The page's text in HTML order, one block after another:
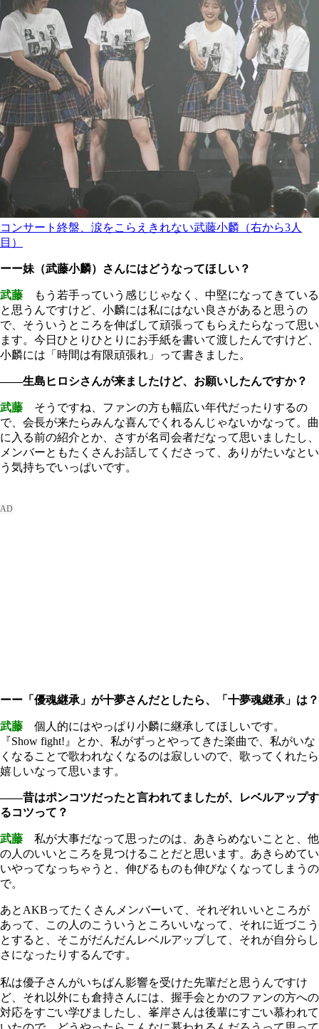
コンサート終盤、涙をこらえきれない武藤小麟（右から3人
目）
ーー妹（武藤小麟）さんにはどうなってほしい？
武藤 もう若手っていう感じじゃなく、中堅になってきている
と思うんですけど、小麟には私にはない良さがあると思うの
で、そういうところを伸ばして頑張ってもらえたらなって思い
ます。今日ひとりひとりにお手紙を書いて渡したんですけど、
小麟には「時間は有限頑張れ」って書きました。
――生島ヒロシさんが来ましたけど、お願いしたんですか？
武藤 そうですね、ファンの方も幅広い年代だったりするの
で、会長が来たらみんな喜んでくれるんじゃないかなって。曲
に入る前の紹介とか、さすが名司会者だなって思いましたし、
メンバーともたくさんお話してくださって、ありがたいなとい
う気持ちでいっぱいです。
ーー「優魂継承」が十夢さんだとしたら、「十夢魂継承」は？
武藤 個人的にはやっぱり小麟に継承してほしいです。
『Show fight!』とか、私がずっとやってきた楽曲で、私がいな
くなることで歌われなくなるのは寂しいので、歌ってくれたら
嬉しいなって思います。
――昔はポンコツだったと言われてましたが、レベルアップす
るコツって？
武藤 私が大事だなって思ったのは、あきらめないことと、他
の人のいいところを見つけることだと思います。あきらめてい
いやってなっちゃうと、伸びるものも伸びなくなってしまうの
で。
あとAKBってたくさんメンバーいて、それぞれいいところが
あって、この人のこういうところいいなって、それに近づこう
とすると、そこがだんだんレベルアップして、それが自分らし
さになったりするんです。
私は優子さんがいちばん影響を受けた先輩だと思うんですけ
ど、それ以外にも倉持さんには、握手会とかのファンの方への
対応をすごい学びましたし、峯岸さんは後輩にすごい慕われて